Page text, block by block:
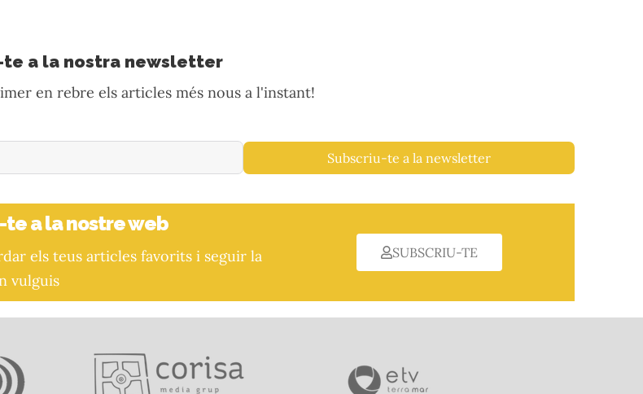
te a la nostra newsletter
en rebre els articles més nous a l'instant!
Subscriu-te a la newsletter
te a la nostre web
els teus articles favorits i seguir la
vulguis
SUBSCRIU-TE